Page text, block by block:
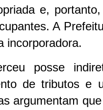
e,
A
incorporadora.
posse
de tributos e
argumentam